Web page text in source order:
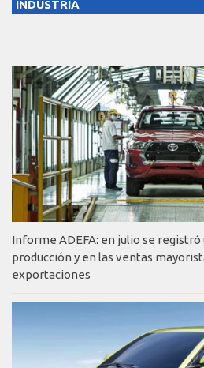
INDUSTRIA
Informe ADEFA: en julio se registró
producción y en las ventas
exportaciones